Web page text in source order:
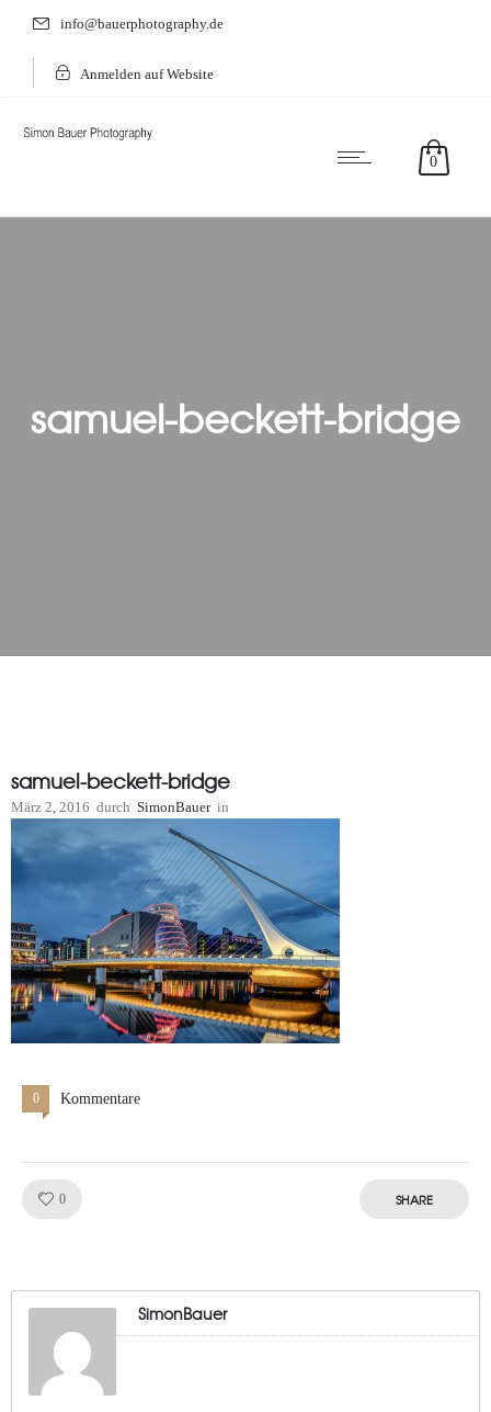
info@bauerphotography.de
Anmelden auf Website
0
samuel-beckett-bridge
samuel-beckett-bridge
März 2, 2016 durch SimonBauer in
0 Kommentare
0 SHARE
SimonBauer